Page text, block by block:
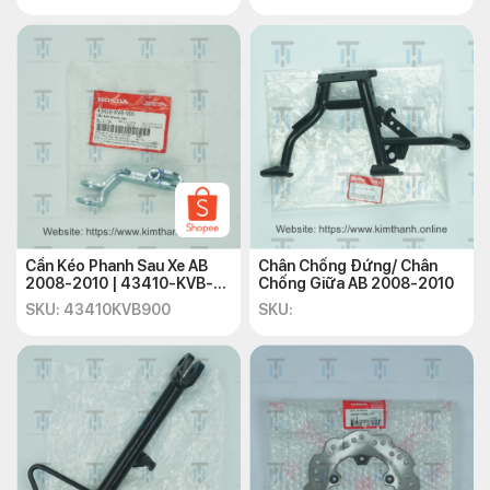
Kích thước dây ga nhỏ hơn so với thời điểm mới mua, bề
mặt dây bị chai cứng và sần sùi.
Để đảm bảo xe máy của bạn luôn hoạt động ổn định, bạn nên
kiểm tra và bảo dưỡng dây ga định kỳ sau khi xe đã đi được
khoảng 8.000 – 10.000 km và nên thay mới dây ga sau
khoảng 20.000 km. Điều này giúp bảo đảm rằng hệ thống ga
của xe SH 2012 luôn hoạt động hiệu quả và an toàn trong quá
trình sử dụng.
Cần Kéo Phanh Sau Xe AB
2008-2010 | 43410-KVB-
900
SKU: 43410KVB900
Chân Chống Đứng/ Chân
Chống Giữa AB 2008-2010
SKU: